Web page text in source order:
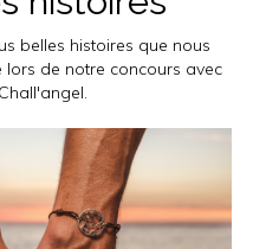
belles histoires que nous
lors de notre concours avec
Chall'angel.